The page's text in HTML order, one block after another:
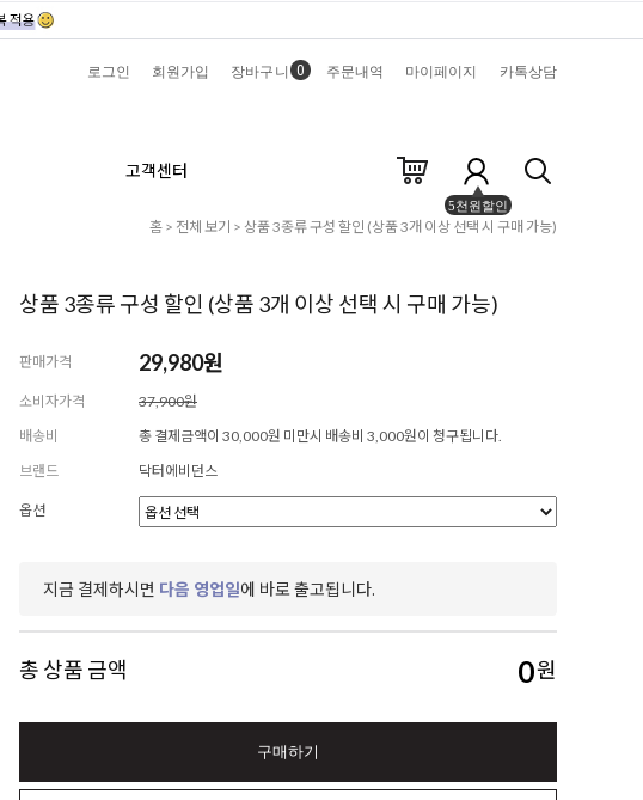
로그인 회원가입 장바구니 0 주문내역 마이페이지 카톡상담
고객센터
5천원할인
홈 > 전체 보기 > 상품 3종류 구성 할인 (상품 3개 이상 선택 시 구매 가능)
상품 3종류 구성 할인 (상품 3개 이상 선택 시 구매 가능)
판매가격 29,980원
소비자가격
37,900원
배송비
총 결제금액이 30,000원 미만시 배송비 3,000원이 청구됩니다.
브랜드
닥터에비던스
옵션
지금 결제하시면 다음 영업일에 바로 출고됩니다.
총 상품 금액 0원
구매하기